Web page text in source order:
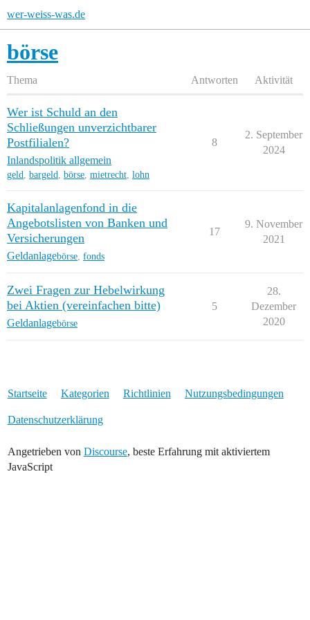
wer-weiss-was.de
börse
Thema Antworten Aktivität
Wer ist Schuld an den
Schließungen unverzichtbarer
Postfilialen?
Inlandspolitik allgemein
geld, bargeld, börse, mietrecht, lohn
8
2. September
2024
Kapitalanlagenfond in die
Angebotslisten von Banken und
Versicherungen
Geldanlagebörse fonds
17
9. November
2021
Zwei Fragen zur Hebelwirkung
bei Aktien (vereinfachen bitte)
Geldanlagebörse
5
28.
Dezember
2020
Startseite Kategorien Richtlinien Nutzungsbedingungen
Datenschutzerklärung
Angetrieben von Discourse, beste Erfahrung mit aktiviertem
JavaScript